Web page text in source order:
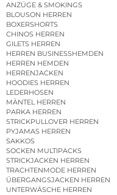
ANZÜGE & SMOKINGS
BLOUSON HERREN
BOXERSHORTS
CHINOS HERREN
GILETS HERREN
HERREN BUSINESSHEMDEN
HERREN HEMDEN
HERRENJACKEN
HOODIES HERREN
LEDERHOSEN
MÄNTEL HERREN
PARKA HERREN
STRICKPULLOVER HERREN
PYJAMAS HERREN
SAKKOS
SOCKEN MULTIPACKS
STRICKJACKEN HERREN
TRACHTENMODE HERREN
ÜBERGANGSJACKEN HERREN
UNTERWÄSCHE HERREN